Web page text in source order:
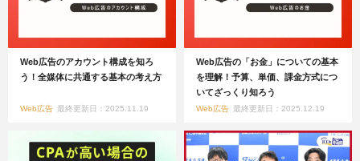
Web広告のアカウント構成を知ろ
う！全媒体に共通する基本の考え方
Web広告 最終更新日：2025.11.19
Web広告の「お金」についての基本
を理解！予算、単価、課金方式につ
いてざっくり知ろう
Web広告 最終更新日：2025.12.19